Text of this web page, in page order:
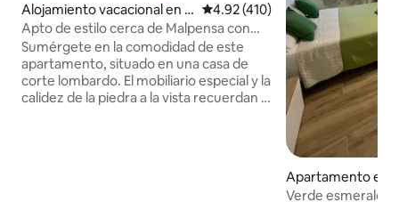
Alojamiento vacacional en S
omma Lombardo
Calificación promedio: 4.92 de
4.92 (410)
Apto de estilo cerca de Malpensa con
traslado gratuito
Sumérgete en la comodidad de este
apartamento, situado en una casa de
corte lombardo. El mobiliario especial y la
calidez de la piedra a la vista recuerdan la
Apartamento en
o
Verde esmeralda: